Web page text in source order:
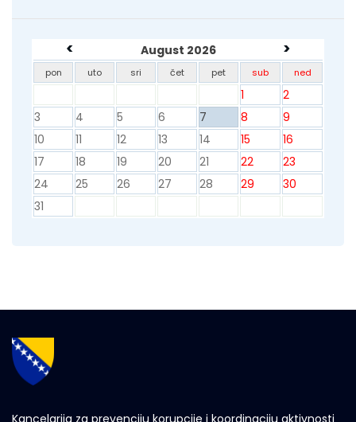
< August 2026 >
pon uto sri čet pet sub ned
1
2
3
4 5 6 7 8
9
10
11 12 13 14 15
16
17
18 19 20 21 22
23
24
25 26 27 28 29
30
31
Kancelarija za prevenciju korupcije i koordinaciju aktivnosti